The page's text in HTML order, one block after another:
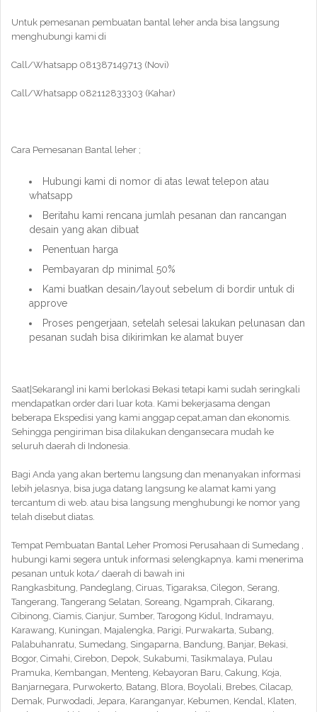
Untuk pemesanan pembuatan bantal leher anda bisa langsung
menghubungi kami di
Call/Whatsapp 081387149713 (Novi)
Call/Whatsapp 082112833303 (Kahar)
Cara Pemesanan Bantal leher ;
Hubungi kami di nomor di atas lewat telepon atau
whatsapp
Beritahu kami rencana jumlah pesanan dan rancangan
desain yang akan dibuat
Penentuan harga
Pembayaran dp minimal 50%
Kami buatkan desain/layout sebelum di bordir untuk di
approve
Proses pengerjaan, setelah selesai lakukan pelunasan dan
pesanan sudah bisa dikirimkan ke alamat buyer
Saat|Sekarang} ini kami berlokasi Bekasi tetapi kami sudah seringkali
mendapatkan order dari luar kota. Kami bekerjasama dengan
beberapa Ekspedisi yang kami anggap cepat,aman dan ekonomis.
Sehingga pengiriman bisa dilakukan dengansecara mudah ke
seluruh daerah di Indonesia.
Bagi Anda yang akan bertemu langsung dan menanyakan informasi
lebih jelasnya, bisa juga datang langsung ke alamat kami yang
tercantum di web. atau bisa langsung menghubungi ke nomor yang
telah disebut diatas.
Tempat Pembuatan Bantal Leher Promosi Perusahaan di Sumedang ,
hubungi kami segera untuk informasi selengkapnya. kami menerima
pesanan untuk kota/ daerah di bawah ini
Rangkasbitung, Pandeglang, Ciruas, Tigaraksa, Cilegon, Serang,
Tangerang, Tangerang Selatan, Soreang, Ngamprah, Cikarang,
Cibinong, Ciamis, Cianjur, Sumber, Tarogong Kidul, Indramayu,
Karawang, Kuningan, Majalengka, Parigi, Purwakarta, Subang,
Palabuhanratu, Sumedang, Singaparna, Bandung, Banjar, Bekasi,
Bogor, Cimahi, Cirebon, Depok, Sukabumi, Tasikmalaya, Pulau
Pramuka, Kembangan, Menteng, Kebayoran Baru, Cakung, Koja,
Banjarnegara, Purwokerto, Batang, Blora, Boyolali, Brebes, Cilacap,
Demak, Purwodadi, Jepara, Karanganyar, Kebumen, Kendal, Klaten,